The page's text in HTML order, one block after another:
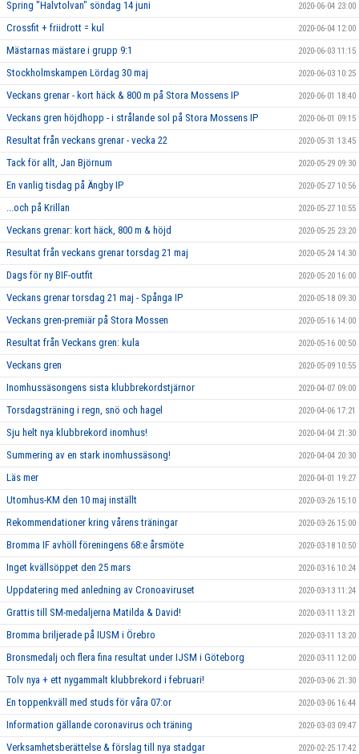
Spring "Halvtolvan" söndag 14 juni 2020-06-04 23:00
Crossfit + friidrott = kul 2020-06-04 12:00
Mästarnas mästare i grupp 9:1 2020-06-03 11:15
Stockholmskampen Lördag 30 maj 2020-06-03 10:25
Veckans grenar - kort häck & 800 m på Stora Mossens IP 2020-06-01 18:40
Veckans gren höjdhopp - i strålande sol på Stora Mossens IP 2020-06-01 09:15
Resultat från veckans grenar - vecka 22 2020-05-31 13:45
Tack för allt, Jan Björnum 2020-05-29 09:30
En vanlig tisdag på Ängby IP 2020-05-27 10:56
...och på Krillan 2020-05-27 10:55
Veckans grenar: kort häck, 800 m & höjd 2020-05-25 23:20
Resultat från veckans grenar torsdag 21 maj 2020-05-24 14:30
Dags för ny BIF-outfit 2020-05-20 16:00
Veckans grenar torsdag 21 maj - Spånga IP 2020-05-18 09:30
Veckans gren-premiär på Stora Mossen 2020-05-16 14:00
Resultat från Veckans gren: kula 2020-05-16 00:50
Veckans gren 2020-05-09 10:55
Inomhussäsongens sista klubbrekordstjärnor 2020-04-07 09:00
Torsdagsträning i regn, snö och hagel 2020-04-06 17:21
Sju helt nya klubbrekord inomhus! 2020-04-04 21:30
Summering av en stark inomhussäsong! 2020-04-04 20:30
Läs mer 2020-04-01 19:27
Utomhus-KM den 10 maj inställt 2020-03-26 15:10
Rekommendationer kring vårens träningar 2020-03-26 15:00
Bromma IF avhöll föreningens 68:e årsmöte 2020-03-18 10:50
Inget kvällsöppet den 25 mars 2020-03-16 10:24
Uppdatering med anledning av Cronoaviruset 2020-03-13 11:24
Grattis till SM-medaljerna Matilda & David! 2020-03-11 13:21
Bromma briljerade på IUSM i Örebro 2020-03-11 13:20
Bronsmedalj och flera fina resultat under IJSM i Göteborg 2020-03-11 12:00
Tolv nya + ett nygammalt klubbrekord i februari! 2020-03-06 21:30
En toppenkväll med studs för våra 07:or 2020-03-06 16:44
Information gällande coronavirus och träning 2020-03-03 09:47
Verksamhetsberättelse & förslag till nya stadgar 2020-02-25 17:42